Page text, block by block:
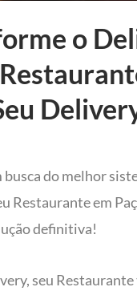
o
busca do melhor
Restaurante em
definitiva!
seu